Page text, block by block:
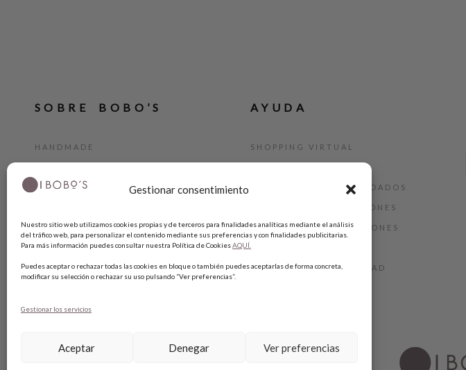
Gestionar consentimiento
Nuestro sitio web utilizamos cookies propias y de terceros para finalidades analíticas mediante el análisis
del tráfico web, para personalizar el contenido mediante sus preferencias y con finalidades publicitarias.
Para más información puedes consultar nuestra Política de CookiesAQUÍ.
Puedes aceptar o rechazar todas las cookies en bloque o también puedes aceptarlas de forma concreta,
modificar su selección o rechazar su uso pulsando “Ver preferencias”.
Gestionar los servicios
Aceptar Denegar Ver preferencias
SOBRE BOBO’S
HANDMADE
BLOG
AYUDA
SHOPPING VIRTUAL
GUÍA DE TALLAS Y CUIDADOS
CAMBIOS Y DEVOLUCIONES
TÉRMINIOS Y CONDICIONES
AVISO LEGAL
POLÍTICA DE PRIVACIDAD